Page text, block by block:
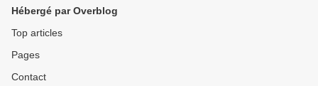
Hébergé par Overblog
Top articles
Pages
Contact